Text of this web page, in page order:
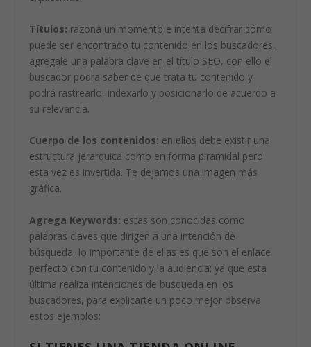
Títulos: razona un momento e intenta decifrar cómo
puede ser encontrado tu contenido en los buscadores,
agregale una palabra clave en el título SEO, con ello el
buscador podra saber de que trata tu contenido y
podrá rastrearlo, indexarlo y posicionarlo de acuerdo a
su relevancia.
Cuerpo de los contenidos: en ellos debe existir una
estructura jerarquica como en forma piramidal pero
esta vez es invertida. Te dejamos una imagen más
gráfica.
Agrega Keywords: estas son conocidas como
palabras claves que dirigen a una intención de
búsqueda, lo importante de ellas es que son el enlace
perfecto con tu contenido y la audiencia; ya que esta
última realiza intenciones de busqueda en los
buscadores, para explicarte un poco mejor observa
estos ejemplos: